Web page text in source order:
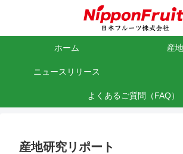
ホーム 産
ニュースリリース
よくあるご質問（FAQ）
産地研究リポート